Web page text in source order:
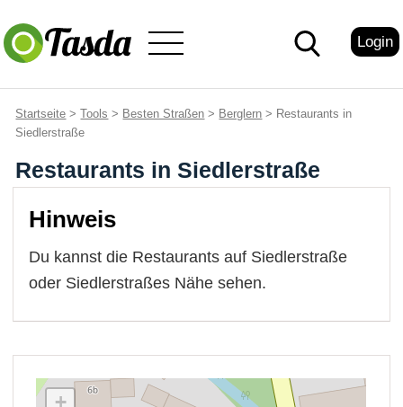
Login
Startseite >Tools > Besten Straßen > Berglern > Restaurants in
Siedlerstraße
Restaurants in Siedlerstraße
Hinweis
Du kannst die Restaurants auf Siedlerstraße
oder Siedlerstraßes Nähe sehen.